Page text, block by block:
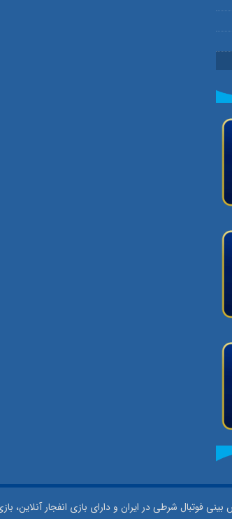
فوتبال شرطی در ایران و دارای بازی انفجار آنلاین،